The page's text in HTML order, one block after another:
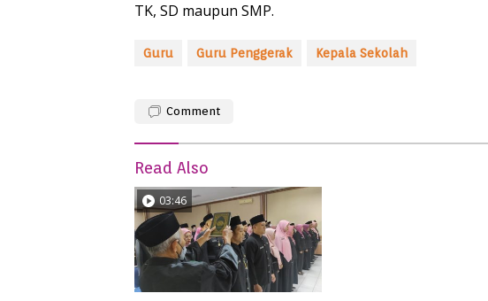
TK, SD maupun SMP.
Guru Guru Penggerak Kepala Sekolah
Comment
Read Also
03:46